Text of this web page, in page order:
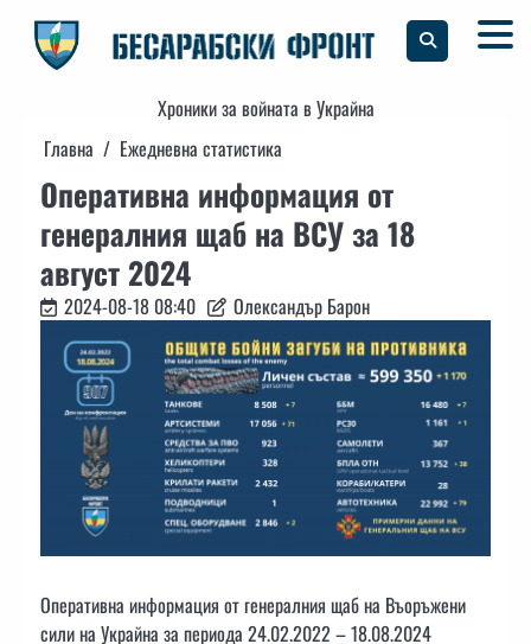
content
Хроники за войната в Украйна
Главна
Ежедневна статистика
Оперативна информация от
генералния щаб на ВСУ за 18
август 2024
2024-08-18 08:40 Олександър Барон
Оперативна информация от генералния щаб на Въоръжени
сили на Украйна за периода 24.02.2022 – 18.08.2024